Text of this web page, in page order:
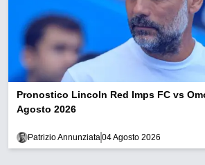
Pronostico Lincoln Red Imps FC vs
Agosto 2026
Patrizio Annunziata04 Agosto 2026